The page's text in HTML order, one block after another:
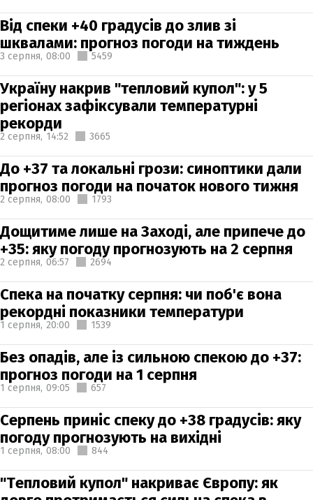
Від спеки +40 градусів до злив зі
шквалами: прогноз погоди на тиждень
3 серпня, 08:00 5459
Україну накрив "тепловий купол": у 5
регіонах зафіксували температурні
рекорди
2 серпня, 14:52 3665
До +37 та локальні грози: синоптики дали
прогноз погоди на початок нового тижня
2 серпня, 08:00 1793
Дощитиме лише на Заході, але припече до
+35: яку погоду прогнозують на 2 серпня
2 серпня, 06:57 2694
Спека на початку серпня: чи поб'є вона
рекордні показники температури
1 серпня, 20:00 1539
Без опадів, але із сильною спекою до +37:
прогноз погоди на 1 серпня
1 серпня, 09:05 657
Серпень приніс спеку до +38 градусів: яку
погоду прогнозують на вихідні
1 серпня, 08:00 844
"Тепловий купол" накриває Європу: як